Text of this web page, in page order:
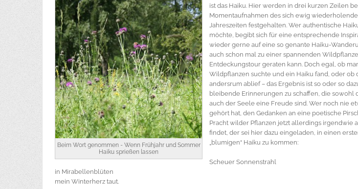
Beim Wort genommen - Wenn Frühjahr und Sommer
Haiku sprießen lassen
ist das Haiku. Hier werden in drei kurzen Zeilen
Momentaufnahmen des sich ewig
Jahreszeiten festgehalten. Wer authentische
möchte, begibt sich für eine entsprechende
wieder gerne auf eine so genante Haiku-
auch schon mal zu einer spannenden
Entdeckungstour geraten kann. Doch egal, ob
Wildpflanzen suchte und ein Haiku fand, oder ob
andersrum ablief – das Ergebnis ist so oder so
bleibende Erinnerungen zu schaffen, die sowohl
auch der Seele eine Freude sind. Wer noch nie
gehört hat, den Gedanken an eine poetische
Pracht wilder Pflanzen jetzt allerdings irgendwie
findet, der sei hier dazu eingeladen, in einen
„blumigen“ Haiku zu kommen:
Scheuer Sonnenstrahl
in Mirabellenblüten
mein Winterherz taut.